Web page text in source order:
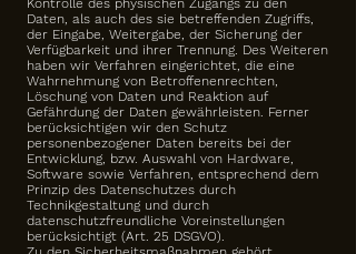
Kontrolle des physischen Zugangs zu den
Daten, als auch des sie betreffenden Zugriffs,
der Eingabe, Weitergabe, der Sicherung der
Verfügbarkeit und ihrer Trennung. Des Weiteren
haben wir Verfahren eingerichtet, die eine
Wahrnehmung von Betroffenenrechten,
Löschung von Daten und Reaktion auf
Gefährdung der Daten gewährleisten. Ferner
berücksichtigen wir den Schutz
personenbezogener Daten bereits bei der
Entwicklung, bzw. Auswahl von Hardware,
Software sowie Verfahren, entsprechend dem
Prinzip des Datenschutzes durch
Technikgestaltung und durch
datenschutzfreundliche Voreinstellungen
berücksichtigt (Art. 25 DSGVO).